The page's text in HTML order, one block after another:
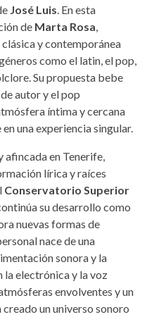
José Luis. En esta
de Marta Rosa,
y contemporánea
como el latin, el pop,
Su propuesta bebe
autor y el pop
íntima y cercana
una experiencia singular.
afincada en Tenerife,
lírica y raíces
Conservatorio Superior
su desarrollo como
nuevas formas de
nace de una
sonora y la
la electrónica y la voz
envolventes y un
un universo sonoro